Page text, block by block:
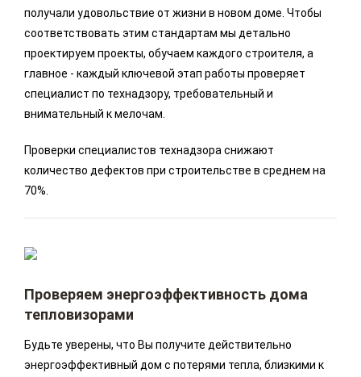
получали удовольствие от жизни в новом доме. Чтобы
соответствовать этим стандартам мы детально
проектируем проекты, обучаем каждого строителя, а
главное - каждый ключевой этап работы проверяет
специалист по технадзору, требовательный и
внимательный к мелочам.
Проверки специалистов технадзора снижают
количество дефектов при строительстве в среднем на
70%.
Проверяем энергоэффективность дома
тепловизорами
Будьте уверены, что Вы получите действительно
энергоэффективный дом с потерями тепла, близкими к